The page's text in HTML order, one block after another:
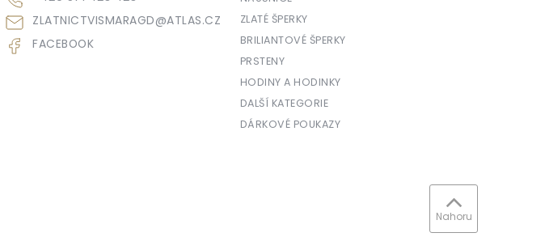
ZLATNICTVISMARAGD@ATLAS.CZ
FACEBOOK
ZLATÉ ŠPERKY
BRILIANTOVÉ ŠPERKY
PRSTENY
HODINY A HODINKY
DALŠÍ KATEGORIE
DÁRKOVÉ POUKAZY
Nahoru